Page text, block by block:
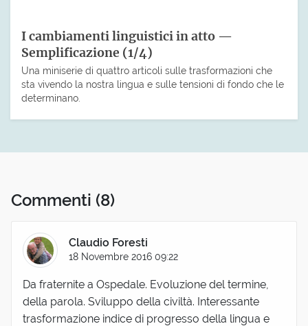
I cambiamenti linguistici in atto —
Semplificazione (1/4)
Una miniserie di quattro articoli sulle trasformazioni che
sta vivendo la nostra lingua e sulle tensioni di fondo che le
determinano.
Commenti (8)
Claudio Foresti
18 Novembre 2016 09:22
Da fraternite a Ospedale. Evoluzione del termine,
della parola. Sviluppo della civiltà. Interessante
trasformazione indice di progresso della lingua e